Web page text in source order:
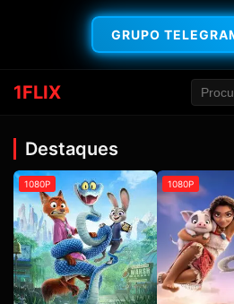
GRUPO
1FLIX
Destaques
1080P 1080P